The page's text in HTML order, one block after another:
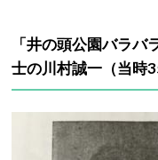
「井の頭公園バラ
士の川村誠一（当時